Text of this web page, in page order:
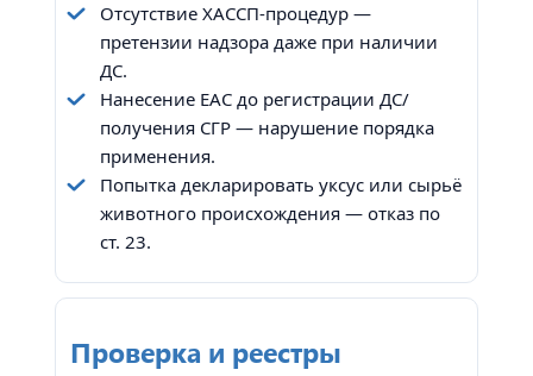
Отсутствие ХАССП-процедур —
претензии надзора даже при наличии
ДС.
Нанесение EAC до регистрации ДС/
получения СГР — нарушение порядка
применения.
Попытка декларировать уксус или сырьё
животного происхождения — отказ по
ст. 23.
Проверка и реестры